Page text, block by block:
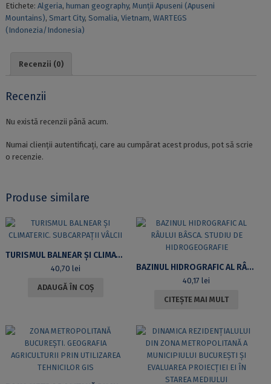
Etichete: Algeria, human geography, Munții Apuseni (Apuseni
Mountains), Smart City, Somalia, Vietnam, WARTEGS
(Indonezia/Indonesia)
Recenzii (0)
Recenzii
Nu există recenzii până acum.
Numai clienții autentificați, care au cumpărat acest produs, pot să scrie
o recenzie.
Produse similare
TURISMUL BALNEAR ȘI CLIMATERIC. SUBCARPAȚII VÂLCII
40,70 lei
ADAUGĂ ÎN COȘ
BAZINUL HIDROGRAFIC AL RÂULUI BÂSCA. STUDIU DE HIDROGEOGRAFIE
40,17lei
CITEȘTE MAI MULT